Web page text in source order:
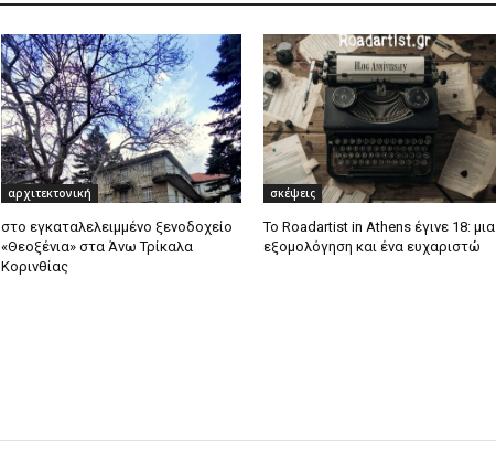
αρχιτεκτονική
στο εγκαταλελειμμένο ξενοδοχείο
«Θεοξένια» στα Άνω Τρίκαλα
Κορινθίας
σκέψεις
Το Roadartist in Athens έγινε 18: μια
εξομολόγηση και ένα ευχαριστώ